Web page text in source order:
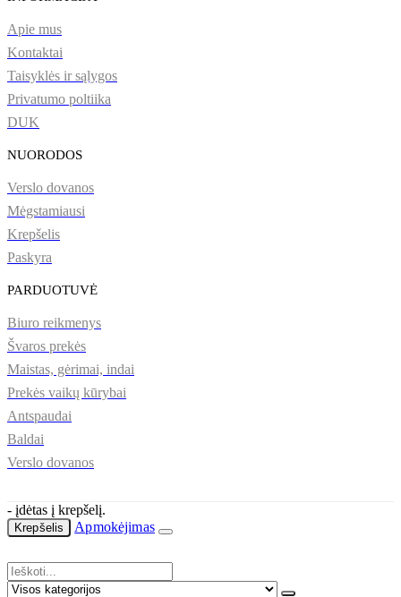
Apie mus
Kontaktai
Taisyklės ir sąlygos
Privatumo poltiika
DUK
NUORODOS
Verslo dovanos
Mėgstamiausi
Krepšelis
Paskyra
PARDUOTUVĖ
Biuro reikmenys
Švaros prekės
Maistas, gėrimai, indai
Prekės vaikų kūrybai
Antspaudai
Baldai
Verslo dovanos
- įdėtas į krepšelį.
Krepšelis Apmokėjimas